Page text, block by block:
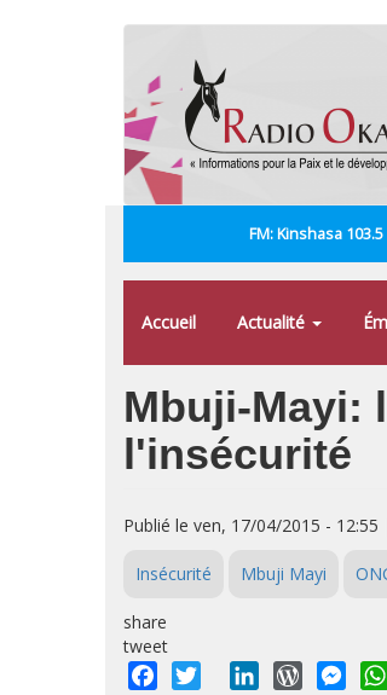
FM: Kinshasa
Accueil Actualité
Mbuji-Mayi:
l'insécurité
Publié le ven, 17/04/2015 -
Insécurité Mbuji Mayi
share
tweet
Facebook
Twitter LinkedIn